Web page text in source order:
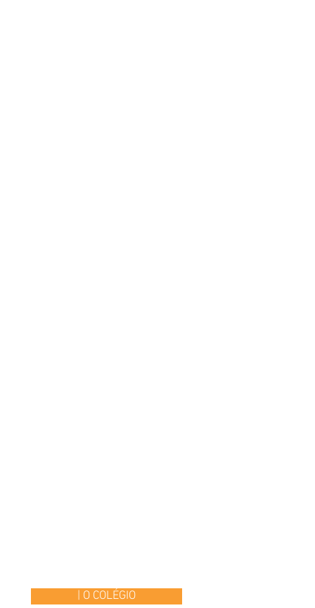
| O COLÉGIO